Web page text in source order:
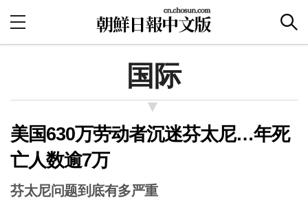
国际
美国630万劳动者沉迷芬太尼…年死
亡人数逾7万
芬太尼问题到底有多严重